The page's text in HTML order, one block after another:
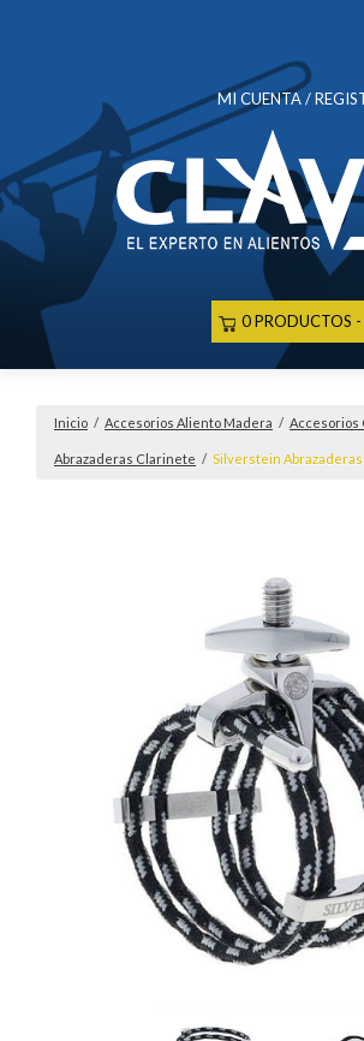
MI CUENTA /
0 PRODUCTOS
Inicio / Accesorios Aliento Madera / Accesorios
Abrazaderas Clarinete / Silverstein